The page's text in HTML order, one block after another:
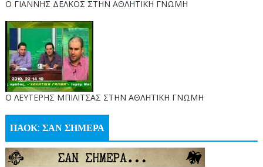
Ο ΓΙΑΝΝΗΣ ΔΕΛΚΟΣ ΣΤΗΝ ΑΘΛΗΤΙΚΗ ΓΝΩΜΗ
O ΛΕΥΤΕΡΗΣ ΜΠΙΛΙΤΣΑΣ ΣΤΗΝ ΑΘΛΗΤΙΚΗ ΓΝΩΜΗ
ΠΑΟΚ: ΣΑΝ ΣΗΜΕΡΑ